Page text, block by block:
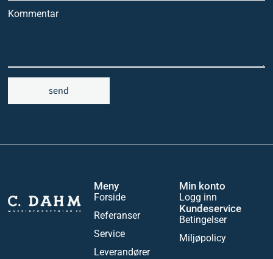
Kommentar
send
Meny
Forside
Referanser
Service
Leverandører
Min konto
Logg inn
Kundeservice
Betingelser
Miljøpolicy